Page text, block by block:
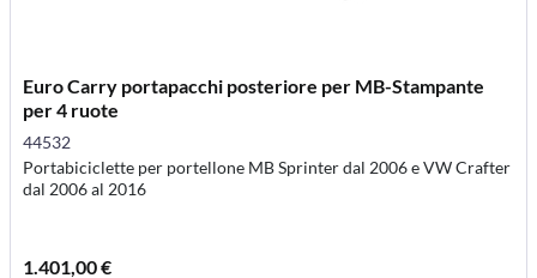
Euro Carry portapacchi posteriore per MB-Stampante
per 4 ruote
44532
Portabiciclette per portellone MB Sprinter dal 2006 e VW Crafter
dal 2006 al 2016
1.401,00 €